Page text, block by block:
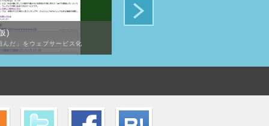
)
んだ」をウェブサービス化